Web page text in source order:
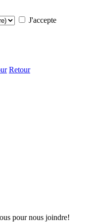
J'accepte
Retour
pour nous joindre!